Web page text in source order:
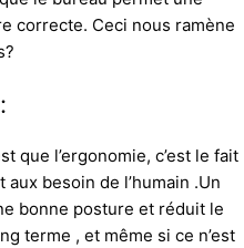
correcte. Ceci nous ramène
que l’ergonomie, c’est le fait
besoin de l’humain .Un
bonne posture et réduit le
terme , et même si ce n’est